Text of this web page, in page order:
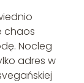
chaos
Nocleg
adres w